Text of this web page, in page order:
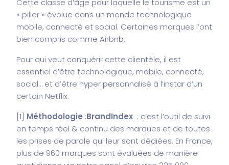
« pilier » évolue dans un monde technologique
mobile, connecté et social. Certaines marques l’ont
bien compris comme Airbnb.
Pour qui veut conquérir cette clientèle, il est
essentiel d’être technologique, mobile, connecté,
social… et d’être hyper personnalisé à l’instar d’un
certain Netflix.
[1] Méthodologie :BrandIndex : c’est l’outil de suivi
en temps réel & continu des marques et de toutes
les prises de parole qui leur sont dédiées. En France,
plus de 960 marques sont évaluées de manière